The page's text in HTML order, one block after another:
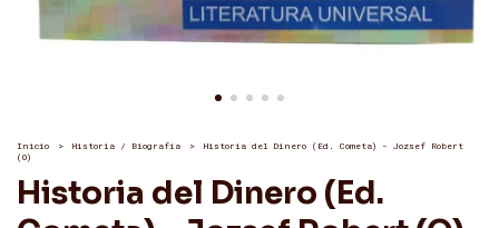
Inicio > Historia / Biografía >
Historia del Dinero (Ed. Cometa) - Jozsef Robert
(O)
Historia del Dinero (Ed.